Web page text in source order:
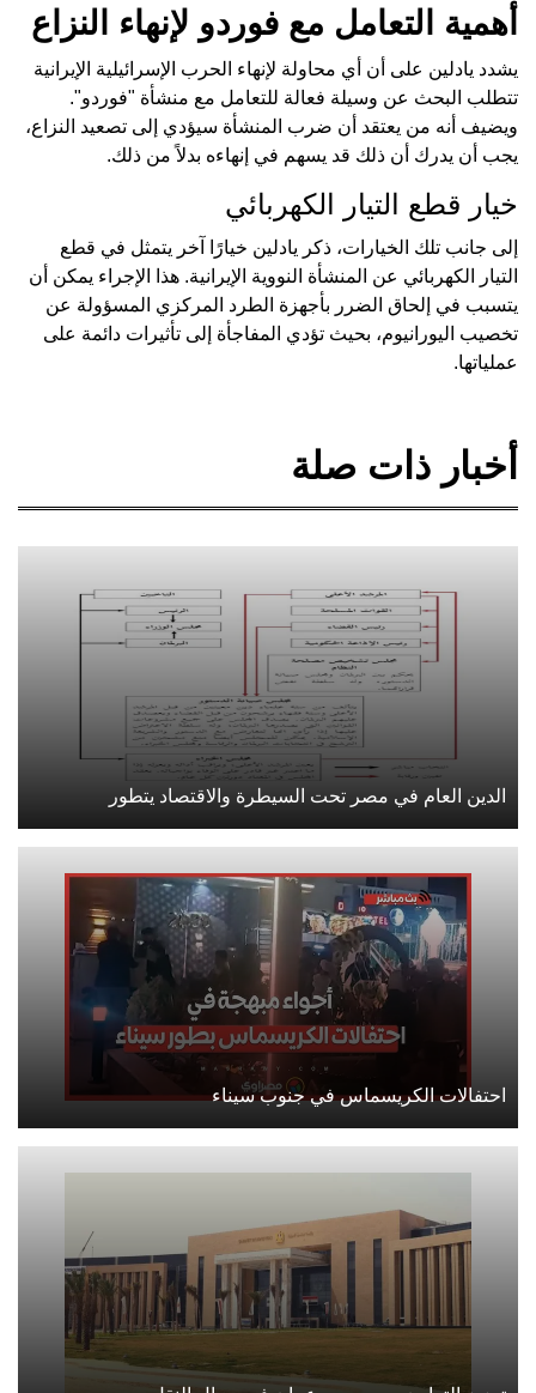
أهمية التعامل مع فوردو لإنهاء النزاع
يشدد يادلين على أن أي محاولة لإنهاء الحرب الإسرائيلية الإيرانية
تتطلب البحث عن وسيلة فعالة للتعامل مع منشأة "فوردو".
ويضيف أنه من يعتقد أن ضرب المنشأة سيؤدي إلى تصعيد النزاع،
يجب أن يدرك أن ذلك قد يسهم في إنهاءه بدلاً من ذلك.
خيار قطع التيار الكهربائي
إلى جانب تلك الخيارات، ذكر يادلين خيارًا آخر يتمثل في قطع
التيار الكهربائي عن المنشأة النووية الإيرانية. هذا الإجراء يمكن أن
يتسبب في إلحاق الضرر بأجهزة الطرد المركزي المسؤولة عن
تخصيب اليورانيوم، بحيث تؤدي المفاجأة إلى تأثيرات دائمة على
عملياتها.
أخبار ذات صلة
الدين العام في مصر تحت السيطرة والاقتصاد يتطور
احتفالات الكريسماس في جنوب سيناء